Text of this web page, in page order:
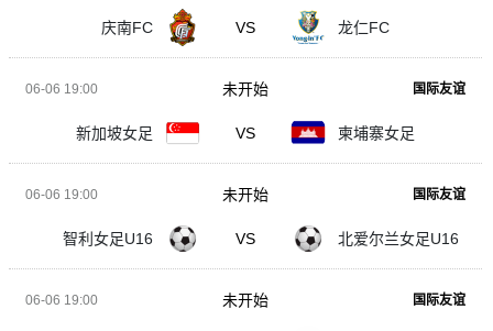
庆南FC VS 龙仁FC
06-06 19:00 国际友谊
新加坡女足 VS 柬埔寨女足
未开始
06-06 19:00 国际友谊
智利女足U16 VS 北爱尔兰女足U16
未开始
06-06 19:00 国际友谊
未开始